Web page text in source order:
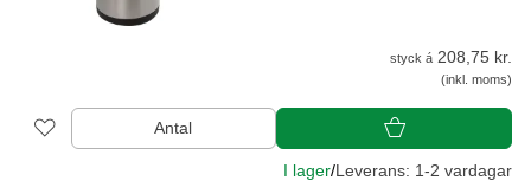
styck á 208,75 kr.
(inkl. moms)
Antal
I lager/Leverans: 1-2 vardagar